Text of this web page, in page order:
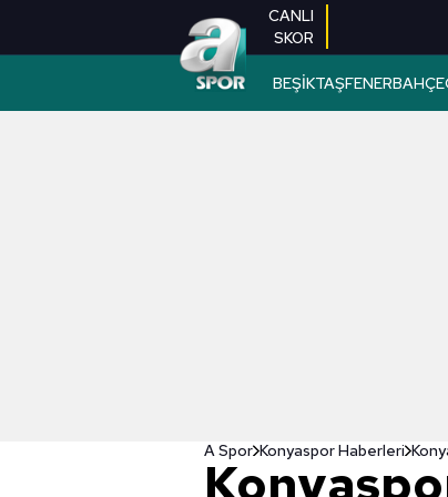
CANLI
SKOR
BEŞİKTAŞFENERBAHÇE
A Spor Konyaspor Haberleri